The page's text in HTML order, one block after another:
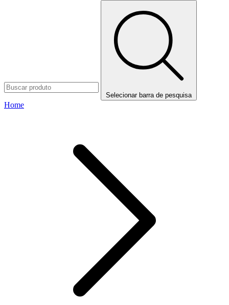
Selecionar barra de pesquisa
Home